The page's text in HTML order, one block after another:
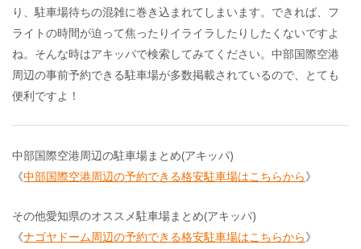
り、駐車場待ちの混雑に巻き込まれてしまいます。できれば、フ
ライトの時間が迫って焦ったりイライラしたりしたくないですよ
ね。そんな時はアキッパで検索してみてください。中部国際空港
周辺の事前予約できる駐車場が多数掲載されているので、とても
便利ですよ！
中部国際空港周辺の駐車場まとめ(アキッパ)
《中部国際空港周辺の予約できる格安駐車場はこちらから》
その他愛知県のオススメ駐車場まとめ(アキッパ)
《ナゴヤドーム周辺の予約できる格安駐車場はこちらから》